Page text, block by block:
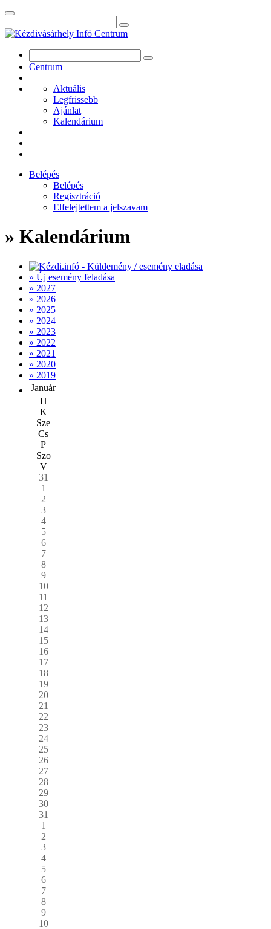
Centrum
Aktuális
Legfrissebb
Ajánlat
Kalendárium
Belépés
Belépés
Regisztráció
Elfelejtettem a jelszavam
» Kalendárium
» Új esemény feladása
» 2027
» 2026
» 2025
» 2024
» 2023
» 2022
» 2021
» 2020
» 2019
Január
H
K
Sze
Cs
P
Szo
V
31
1
2
3
4
5
6
7
8
9
10
11
12
13
14
15
16
17
18
19
20
21
22
23
24
25
26
27
28
29
30
31
1
2
3
4
5
6
7
8
9
10